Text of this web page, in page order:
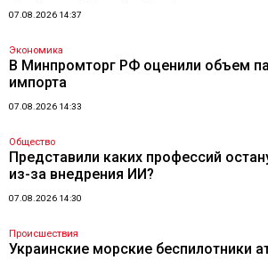
07.08.2026 14:37
Экономика
В Минпромторг РФ оценили объем
импорта
07.08.2026 14:33
Общество
Представили каких профессий
из-за внедрения ИИ?
07.08.2026 14:30
Происшествия
Украинские морские беспилотники